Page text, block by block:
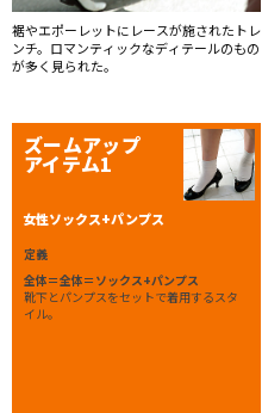
裾やエポーレットにレースが施されたトレ
ンチ。ロマンティックなディテールのもの
が多く見られた。
ズームアップ
アイテム1
女性ソックス+パンプス
定義
全体＝全体＝ソックス+パンプス
靴下とパンプスをセットで着用するスタ
イル。